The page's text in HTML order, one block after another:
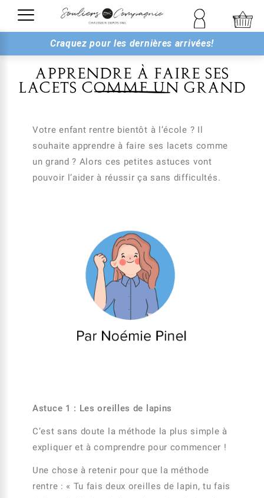
Craquez pour les dernières arrivées!
APPRENDRE À FAIRE SES
LACETS COMME UN GRAND
Votre enfant rentre bientôt à l’école ? Il
souhaite apprendre à faire ses lacets comme
un grand ? Alors ces petites astuces vont
pouvoir l’aider à réussir ça sans difficultés.
Astuce 1 : Les oreilles de lapins
C’est sans doute la méthode la plus simple à
expliquer et à comprendre pour commencer !
Une chose à retenir pour que la méthode
rentre : « Tu fais deux oreilles de lapin, tu fais